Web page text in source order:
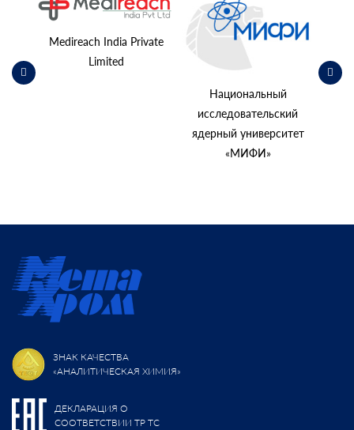
Medireach India Private
Limited
Национальный
исследовательский
ядерный университет
«МИФИ»
ЗНАК КАЧЕСТВА
«АНАЛИТИЧЕСКАЯ ХИМИЯ»
ДЕКЛАРАЦИЯ О
СООТВЕТСТВИИ ТР ТС